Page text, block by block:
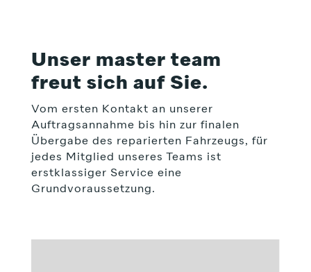
Unser master team
freut sich auf Sie.
Vom ersten Kontakt an unserer
Auftragsannahme bis hin zur finalen
Übergabe des reparierten Fahrzeugs, für
jedes Mitglied unseres Teams ist
erstklassiger Service eine
Grundvoraussetzung.